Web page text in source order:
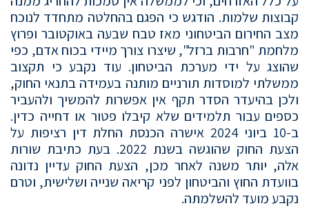
קבוצות שלמות. הודגש כי הפגם בהחלטה מתחדד לנוכח
מצב החירום הביטחוני מאז טבח שבעה באוקטובר ופרוץ
מלחמת "חרבות ברזל", שיצרו צורך מיידי בכוח אדם, כפי
שהוצג על ידי מערכת הביטחון. עוד נקבע כי תקצוב
ממשלתי למוסדות תורניים מותנה בעמידה בתנאי החוק,
ולכן בהיעדר הסדר תקף אין אפשרות להמשיך ולהעביר
כספים עבור תלמידים שלא קיבלו פטור או דחייה כדין.
ב-10 ביוני 2024 אישרה הכנסת החלת דין רציפות על
הצעת החוק שהוגשה בשנת 2022. בעת כתיבת שורות
אלה, יותר משנה לאחר מכן, הצעת החוק עדיין נדונה
בוועדת החוץ והביטחון לפני קריאה שנייה ושלישית, וטרם
נקבע מועד להשלמתה.